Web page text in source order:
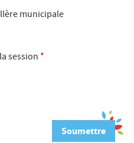
municipale
session *